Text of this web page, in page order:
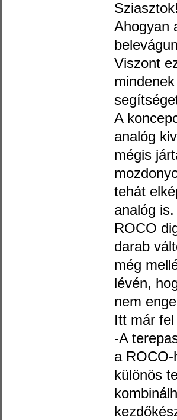
Sziasztok!
Ahogyan
Viszont
A
analóg
mégis
tehát
analóg
ROCO
darab
még
lévén,
nem
Itt már
-A
a
különös